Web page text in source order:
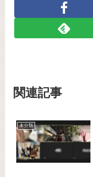
関連記事
未分類